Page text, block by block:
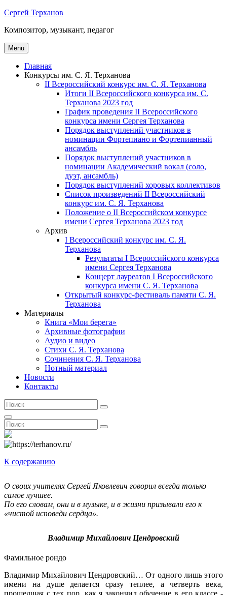
Skip
content
Сергей Терханов
Композитор, музыкант, педагог
Menu
Главная
Конкурсы им. С. Я. Терханова
II Всероссийский конкурс им. С. Я. Терханова
Итоги II Всероссийского конкурса им. С.
Терханова 2023 год
График проведения II Всероссийского
конкурса имени Сергея Терханова
Порядок выступлений участников в
номинации Фортепиано и Фортепианный
ансамбль
Порядок выступлений участников в
номинации Академический вокал (соло,
дуэт, ансамбль)
Порядок выступлений хоровых коллективов
Список произведений II Всероссийский
конкурс им. С. Я. Терханова
Положение о II Всероссийском конкурсе
имени Сергея Терханова 2023 год
Архив
I Всероссийский конкурс им. С. Я.
Терханова
Результаты I Всероссийского конкурса
имени Сергея Терханова
Концерт лауреатов I Всероссийского
конкурса имени С. Я. Терханова
Открытый конкурс-фестиваль памяти С. Я.
Терханова
Материалы
Книга «Мои берега»
Архивные фотографии
Аудио и видео
Стихи С. Я. Терханова
Сочинения С. Я. Терханова
Нотный материал
Новости
Контакты
Search
for:
Search
Search
Search
for:
Search
К содержанию
О своих учителях Сергей Яковлевич говорил всегда только
самое лучшее.
По его словам, они и в музыке, и в жизни призывали его к
«чистой исповеди сердца».
Владимир Михайлович Цендровский
Фамильное рондо
Владимир Михайлович Цендровский… От одного лишь этого
имени на душе делается сразу теплее, а четверть века,